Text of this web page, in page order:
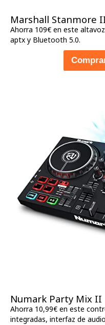
Marshall Stanmore
Ahorra 109€ en este
aptx y Bluetooth 5.0.
Numark Party Mix II
Ahorra 10,99€ en este
integradas, interfaz de